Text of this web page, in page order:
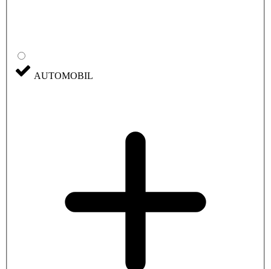
AUTOMOBIL